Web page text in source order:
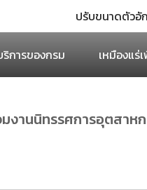
ปรับขนาดตัวอั
ริการของกรม เหมืองแร่
งานนิทรรศการอุตสาห